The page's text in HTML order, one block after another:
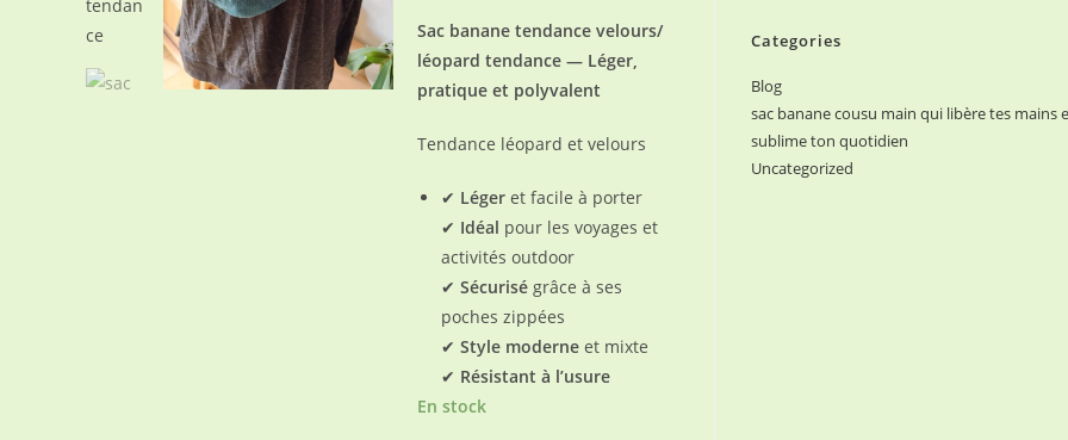
Sac banane tendance velours/
léopard tendance — Léger,
pratique et polyvalent
Tendance léopard et velours
✔ Léger et facile à porter
✔ Idéal pour les voyages et
activités outdoor
✔ Sécurisé grâce à ses
poches zippées
✔Style moderne et mixte
✔ Résistant à l’usure
En stock
Categories
Blog
sac banane cousu main qui libère tes mains
sublime ton quotidien
Uncategorized